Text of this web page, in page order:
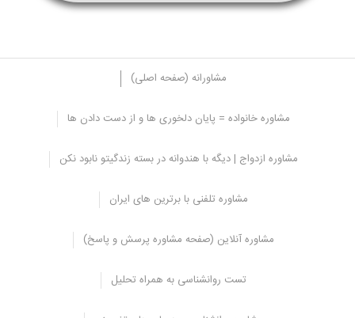
مشاورانه (صفحه اصلی)
مشاوره خانواده = پایان دلخوری ها و از دست دادن ها
مشاوره ازدواج | دیگه با هندوانه در بسته زندگیتو نابود نکن
مشاوره تلفنی با برترین های ایران
مشاوره آنلاین (صفحه مشاوره پرسش و پاسخ)
تست روانشناسی به همراه تحلیل
مشاوره تحصیلی کنکور
دهد. برخی از این خدمات عبارتند از:
مشاوره تحصیلی
برنامه ریزی کنکور